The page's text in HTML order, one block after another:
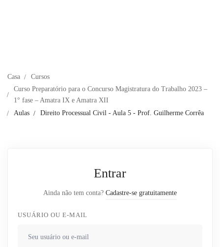
Casa
Cursos
Curso Preparatório para o Concurso Magistratura do Trabalho 2023 –
1° fase – Amatra IX e Amatra XII
Aulas
Direito Processual Civil - Aula 5 - Prof. Guilherme Corrêa
Entrar
Ainda não tem conta? Cadastre-se gratuitamente
USUÁRIO OU E-MAIL